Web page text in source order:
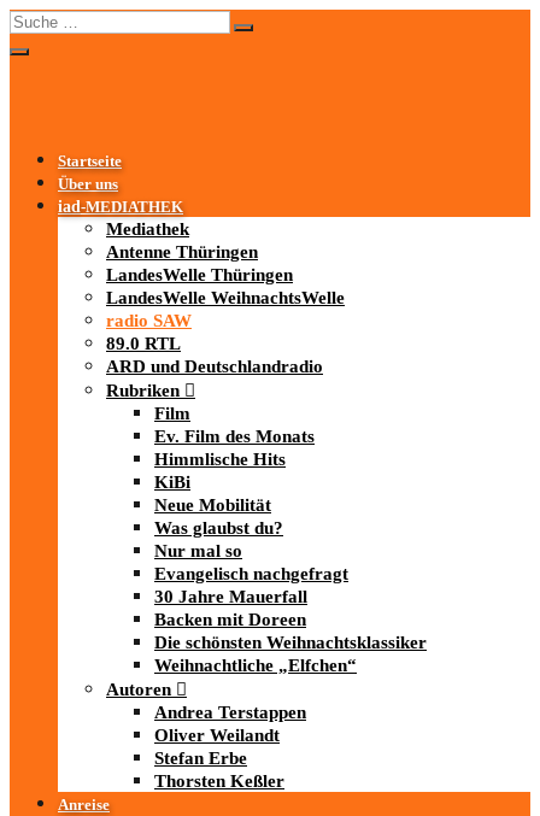
Startseite
Über uns
iad-MEDIATHEK
Mediathek
Antenne Thüringen
LandesWelle Thüringen
LandesWelle WeihnachtsWelle
radio SAW
89.0 RTL
ARD und Deutschlandradio
Rubriken
Film
Ev. Film des Monats
Himmlische Hits
KiBi
Neue Mobilität
Was glaubst du?
Nur mal so
Evangelisch nachgefragt
30 Jahre Mauerfall
Backen mit Doreen
Die schönsten Weihnachtsklassiker
Weihnachtliche „Elfchen“
Autoren
Andrea Terstappen
Oliver Weilandt
Stefan Erbe
Thorsten Keßler
Anreise